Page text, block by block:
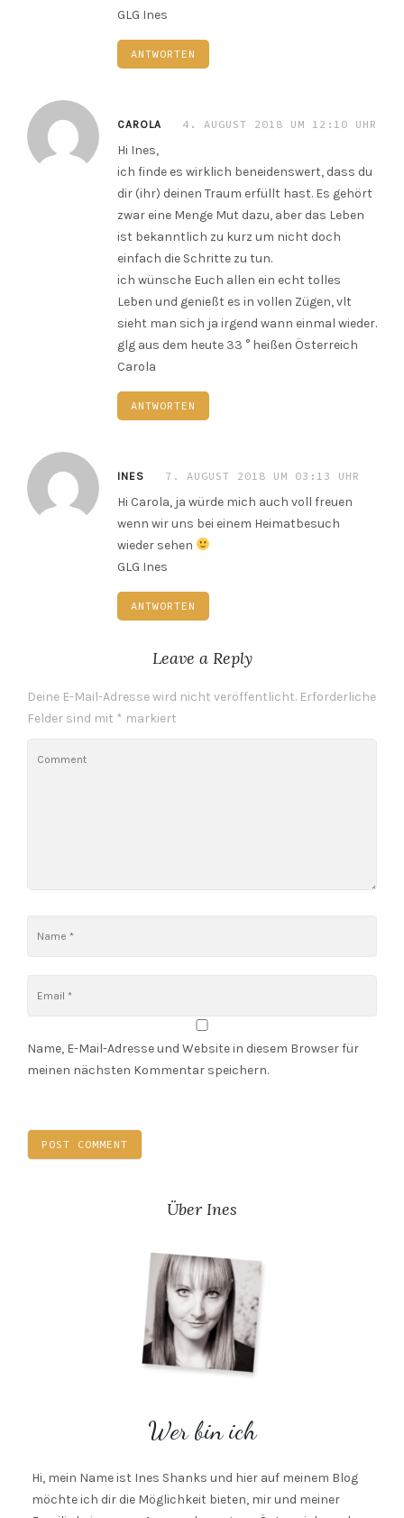
GLG Ines
ANTWORTEN
CAROLA 4. AUGUST 2018 UM 12:10 UHR
Hi Ines,
ich finde es wirklich beneidenswert, dass du
dir (ihr) deinen Traum erfüllt hast. Es gehört
zwar eine Menge Mut dazu, aber das Leben
ist bekanntlich zu kurz um nicht doch
einfach die Schritte zu tun.
ich wünsche Euch allen ein echt tolles
Leben und genießt es in vollen Zügen, vlt
sieht man sich ja irgend wann einmal wieder.
glg aus dem heute 33 ° heißen Österreich
Carola
ANTWORTEN
INES 7. AUGUST 2018 UM 03:13 UHR
Hi Carola, ja würde mich auch voll freuen
wenn wir uns bei einem Heimatbesuch
wieder sehen
GLG Ines
ANTWORTEN
Leave a Reply
Deine E-Mail-Adresse wird nicht veröffentlicht. Erforderliche
Felder sind mit * markiert
Name, E-Mail-Adresse und Website in diesem Browser für
meinen nächsten Kommentar speichern.
Über Ines
Wer bin ich
Hi, mein Name ist Ines Shanks und hier auf meinem Blog
möchte ich dir die Möglichkeit bieten, mir und meiner